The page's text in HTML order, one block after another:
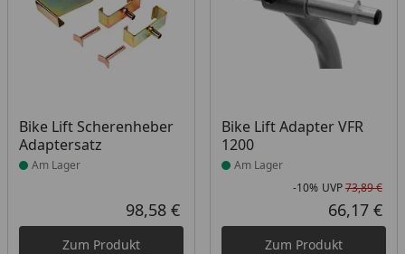
Bike Lift Scherenheber
Adaptersatz
Produkt am Lager
Am Lager
Aktueller Preis
98,58 €
Zum Produkt
Bike Lift Adapter VFR
1200
Produkt am Lager
Am Lager
-10% UVP73,89 €
66,17 €
Zum Produkt